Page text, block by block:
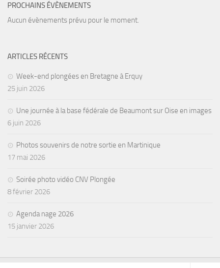
PROCHAINS ÉVÈNEMENTS
Aucun évènements prévu pour le moment.
ARTICLES RÉCENTS
Week-end plongées en Bretagne à Erquy
25 juin 2026
Une journée à la base fédérale de Beaumont sur Oise en images
6 juin 2026
Photos souvenirs de notre sortie en Martinique
17 mai 2026
Soirée photo vidéo CNV Plongée
8 février 2026
Agenda nage 2026
15 janvier 2026